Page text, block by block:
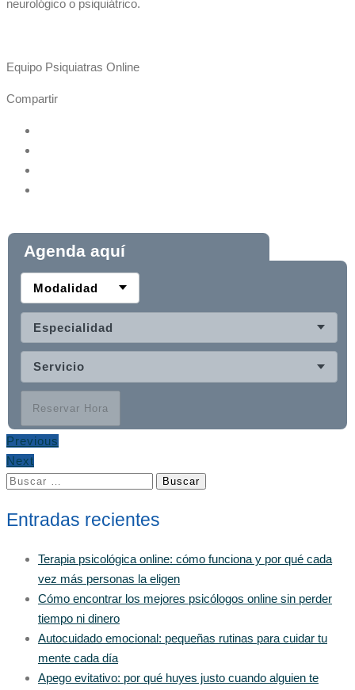
neurológico o psiquiátrico.
Equipo Psiquiatras Online
Compartir
Agenda aquí
Modalidad
Especialidad
Servicio
Reservar Hora
Previous
Next
Buscar:
Entradas recientes
Terapia psicológica online: cómo funciona y por qué cada
vez más personas la eligen
Cómo encontrar los mejores psicólogos online sin perder
tiempo ni dinero
Autocuidado emocional: pequeñas rutinas para cuidar tu
mente cada día
Apego evitativo: por qué huyes justo cuando alguien te